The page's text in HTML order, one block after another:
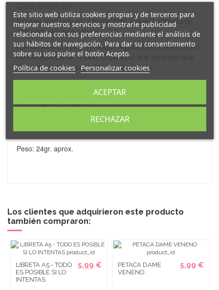
Neceser fabricado en material100% algodón orgánico de
175g/m2 y en tono natural.
Con certificación GOTS (Global Organic Textile Standard, ó
Norma Mundial de Textiles Orgánicos) que garantiza que
los tejidos están hechos de fibras orgánicas.
Cierre de cremallera con tirador a juego .
100% Algodón Orgánico
Medidas: 22 x 16 x 6 cm. aprox.
Peso: 24gr. aprox.
Los clientes que adquirieron este producto
también compraron:
LIBRETA A5 - TODO
ES POSIBLE SI LO
INTENTAS
5,99 €
PETACA DAME
VENENO
5,99 €
Este sitio web utiliza cookies propias y de terceros para
mejorar nuestros servicios y mostrarle publicidad
relacionada con sus preferencias mediante el análisis de
sus hábitos de navegación. Para dar su consentimiento
sobre su uso pulse el botón Acepto.
Política de cookies Personalizar cookies
RECHAZAR
ACEPTAR